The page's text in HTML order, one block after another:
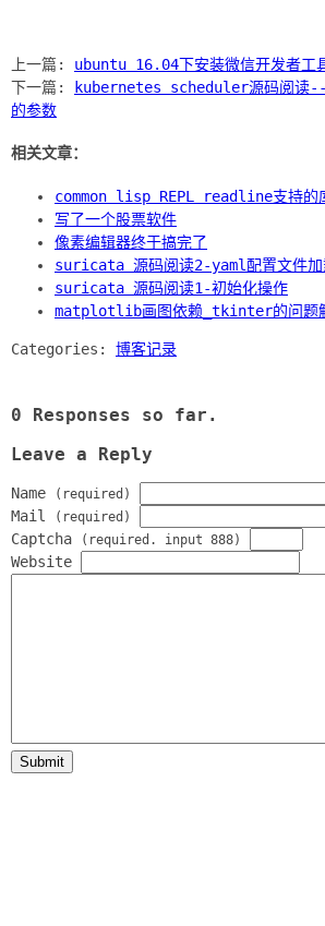
上一篇: ubuntu 16.04下安装微信开发者工
下一篇:
kubernetes scheduler源码阅读
的参数
相关文章：
common lisp REPL readline支持
写了一个股票软件
像素编辑器终于搞完了
suricata 源码阅读2-yaml配置文件加
suricata 源码阅读1-初始化操作
matplotlib画图依赖_tkinter的问题
Categories: 博客记录
0 Responses so far.
Leave a Reply
Name (required)
Mail (required)
Captcha (required. input 888)
Website